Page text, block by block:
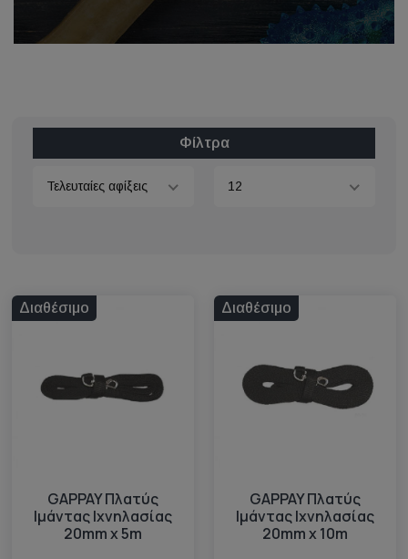
Φίλτρα
Τελευταίες αφίξεις 12
Διαθέσιμο
GAPPAY Πλατύς
Ιμάντας Ιχνηλασίας
20mm x 5m
Διαθέσιμο
GAPPAY Πλατύς
Ιμάντας Ιχνηλασίας
20mm x 10m